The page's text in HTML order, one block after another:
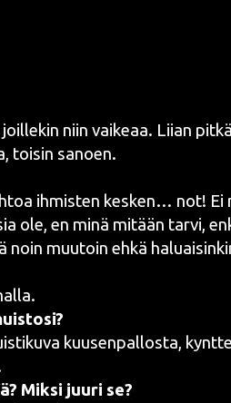
niin vai­ke­aa. Lii­an
toi­sin sanoen.
ihmis­ten kes­ken… not! Ei
ole, en minä mitään tar­vi,
noin muu­toin ehkä
kuusen­pal­los­ta,
Mik­si juu­ri se?